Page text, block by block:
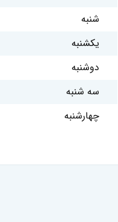
شنبه
یکشنبه
دوشنبه
سه شنبه
چهارشنبه